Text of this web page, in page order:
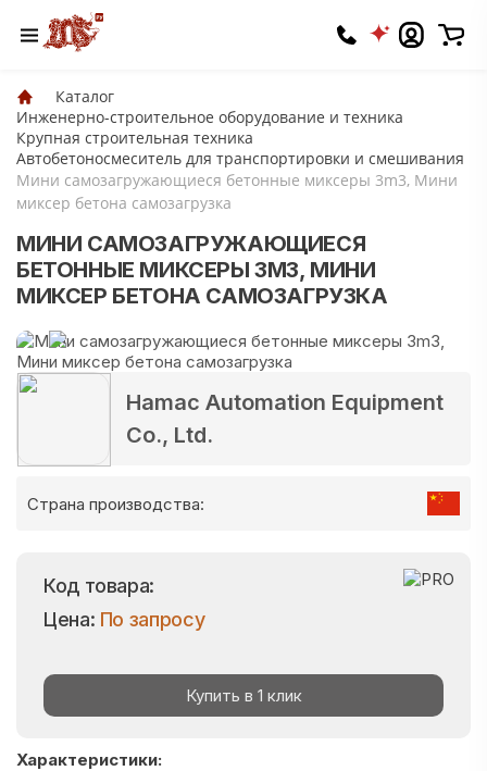
Каталог
Инженерно-строительное оборудование и техника
Крупная строительная техника
Автобетоносмеситель для транспортировки и смешивания
Мини самозагружающиеся бетонные миксеры 3m3, Мини
миксер бетона самозагрузка
МИНИ САМОЗАГРУЖАЮЩИЕСЯ
БЕТОННЫЕ МИКСЕРЫ 3M3, МИНИ
МИКСЕР БЕТОНА САМОЗАГРУЗКА
Hamac Automation Equipment
Co., Ltd.
Страна производства:
Код товара:
Цена: По запросу
Купить в 1 клик
Характеристики: